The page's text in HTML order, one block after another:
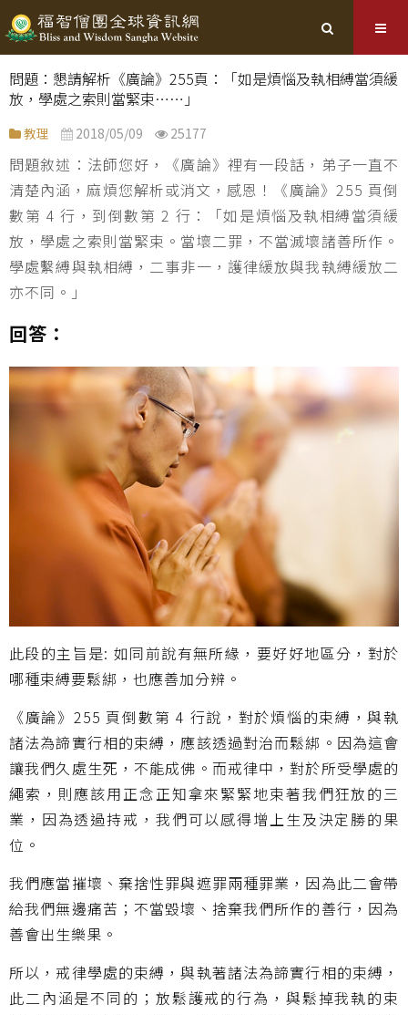
問題：懇請解析《廣論》255頁：「如是煩惱及執相縛當須緩
放，學處之索則當緊束……」
教理 2018/05/09 25177
問題敘述：法師您好，《廣論》裡有一段話，弟子一直不
清楚內涵，麻煩您解析或消文，感恩！《廣論》255 頁倒
數第 4 行，到倒數第 2 行：「如是煩惱及執相縛當須緩
放，學處之索則當緊束。當壞二罪，不當滅壞諸善所作。
學處繫縛與執相縛，二事非一，護律緩放與我執縛緩放二
亦不同。」
回答：
此段的主旨是: 如同前說有無所緣，要好好地區分，對於
哪種束縛要鬆綁，也應善加分辨。
《廣論》255 頁倒數第 4 行說，對於煩惱的束縛，與執
諸法為諦實行相的束縛，應該透過對治而鬆綁。因為這會
讓我們久處生死，不能成佛。而戒律中，對於所受學處的
繩索，則應該用正念正知拿來緊緊地束著我們狂放的三
業，因為透過持戒，我們可以感得增上生及決定勝的果
位。
我們應當摧壞、棄捨性罪與遮罪兩種罪業，因為此二會帶
給我們無邊痛苦；不當毀壞、捨棄我們所作的善行，因為
善會出生樂果。
所以，戒律學處的束縛，與執著諸法為諦實行相的束縛，
此二內涵是不同的；放鬆護戒的行為，與鬆掉我執的束